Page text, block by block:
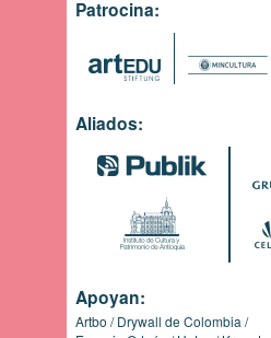
Patrocina:
Aliados:
Apoyan:
Artbo
Drywall de Colombia